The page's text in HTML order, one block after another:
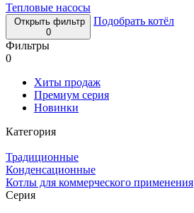
Тепловые насосы
Открыть фильтр
0
Подобрать котёл
Фильтры
0
Хиты продаж
Премиум серия
Новинки
Категория
Традиционные
Конденсационные
Котлы для коммерческого применения
Серия